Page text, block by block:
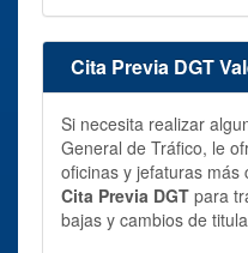
Cita Previa DGT
Si necesita realizar
General de Tráfico, le
oficinas y jefaturas más
Cita Previa DGT para
bajas y cambios de